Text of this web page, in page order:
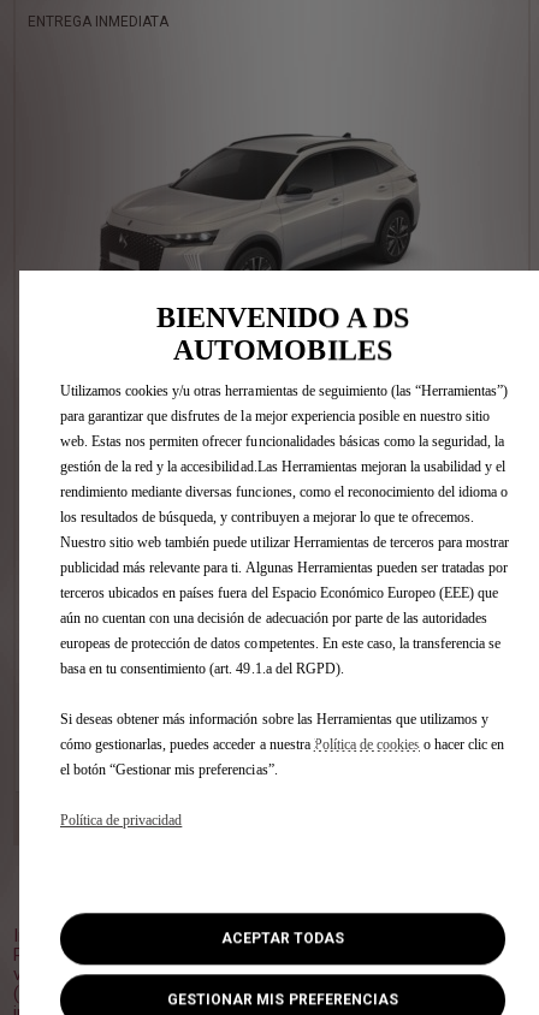
ENTREGA INMEDIATA
57.600 € IVA INCLUÍDO
(1)
Tasación :
Estime, sin compromiso, la tasación de
su vehículo en pocos clics sin importar
la marca.
VER ESTE COCHE
C/ TRAFALGAR, 30 19004 GUADALAJARA
Imagen no contractual.
Plazo de entrega orientativo, a partir del pedido en el punto de
venta.
(1) PVP Recomendado (impuestos, transporte y oferta
BIENVENIDO A DS
AUTOMOBILES
Utilizamos cookies y/u otras herramientas de seguimiento (las “Herramientas”)
para garantizar que disfrutes de la mejor experiencia posible en nuestro sitio
web. Estas nos permiten ofrecer funcionalidades básicas como la seguridad, la
gestión de la red y la accesibilidad.Las Herramientas mejoran la usabilidad y el
rendimiento mediante diversas funciones, como el reconocimiento del idioma o
los resultados de búsqueda, y contribuyen a mejorar lo que te ofrecemos.
Nuestro sitio web también puede utilizar Herramientas de terceros para mostrar
publicidad más relevante para ti. Algunas Herramientas pueden ser tratadas por
terceros ubicados en países fuera del Espacio Económico Europeo (EEE) que
aún no cuentan con una decisión de adecuación por parte de las autoridades
europeas de protección de datos competentes. En este caso, la transferencia se
basa en tu consentimiento (art. 49.1.a del RGPD).
Si deseas obtener más información sobre las Herramientas que utilizamos y
cómo gestionarlas, puedes acceder a nuestra Política de cookieso hacer clic en
el botón “Gestionar mis preferencias”.
Política de privacidad
GESTIONAR MIS PREFERENCIAS
ACEPTAR TODAS